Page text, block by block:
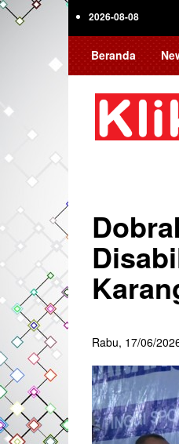
Skip
2026-08-08
Beranda
Rabu, 17/06/